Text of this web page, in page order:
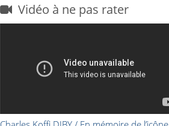
Vidéo à ne pas rater